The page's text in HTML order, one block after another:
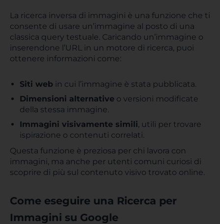
La ricerca inversa di immagini è una funzione che ti
consente di usare un’immagine al posto di una
classica query testuale. Caricando un’immagine o
inserendone l’URL in un motore di ricerca, puoi
ottenere informazioni come:
Siti web in cui l’immagine è stata pubblicata.
Dimensioni alternative o versioni modificate
della stessa immagine.
Immagini visivamente simili, utili per trovare
ispirazione o contenuti correlati.
Questa funzione è preziosa per chi lavora con
immagini, ma anche per utenti comuni curiosi di
scoprire di più sul contenuto visivo trovato online.
Come eseguire una Ricerca per
Immagini su Google